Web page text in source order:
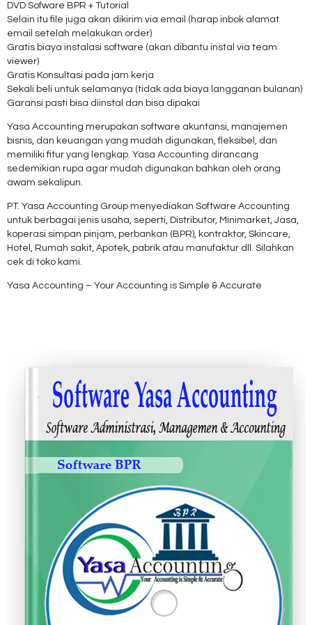
DVD Sofware BPR + Tutorial
Selain itu file juga akan dikirim via email (harap inbok alamat
email setelah melakukan order)
Gratis biaya instalasi software (akan dibantu instal via team
viewer)
Gratis Konsultasi pada jam kerja
Sekali beli untuk selamanya (tidak ada biaya langganan bulanan)
Garansi pasti bisa diinstal dan bisa dipakai
Yasa Accounting merupakan software akuntansi, manajemen
bisnis, dan keuangan yang mudah digunakan, fleksibel, dan
memiliki fitur yang lengkap. Yasa Accounting dirancang
sedemikian rupa agar mudah digunakan bahkan oleh orang
awam sekalipun.
PT. Yasa Accounting Group menyediakan Software Accounting
untuk berbagai jenis usaha, seperti, Distributor, Minimarket, Jasa,
koperasi simpan pinjam, perbankan (BPR), kontraktor, Skincare,
Hotel, Rumah sakit, Apotek, pabrik atau manufaktur dll. Silahkan
cek di toko kami.
Yasa Accounting – Your Accounting is Simple & Accurate